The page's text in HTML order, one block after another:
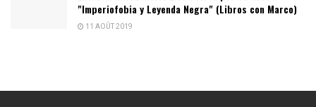
"Imperiofobia y Leyenda Negra" (Libros con Marco)
11 AOÛT 2019